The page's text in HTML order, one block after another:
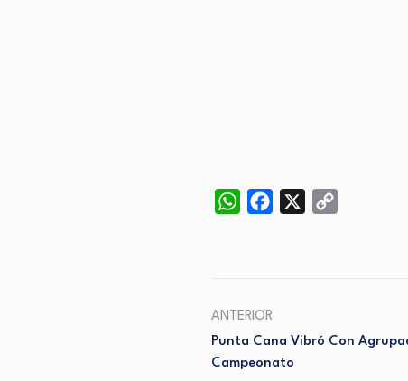
WhatsAppFacebook
ANTERIOR
Punta Cana Vibró Con
Campeonato